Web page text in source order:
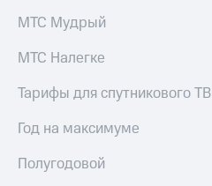
МТС Мудрый
МТС Налегке
Тарифы для спутникового ТВ
Год на максимуме
Полугодовой